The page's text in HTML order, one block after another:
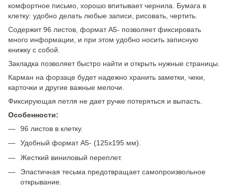
комфортное письмо, хорошо впитывает чернила. Бумага в
клетку: удобно делать любые записи, рисовать, чертить.
Содержит 96 листов, формат А5- позволяет фиксировать
много информации, и при этом удобно носить записную
книжку с собой.
Закладка позволяет быстро найти и открыть нужные страницы.
Карман на форзаце будет надежно хранить заметки, чеки,
карточки и другие важные мелочи.
Фиксирующая петля не дает ручке потеряться и выпасть.
Особенности:
96 листов в клетку.
Удобный формат А5- (125х195 мм).
Жесткий виниловый переплет.
Эластичная тесьма предотвращает самопроизвольное
открывание.